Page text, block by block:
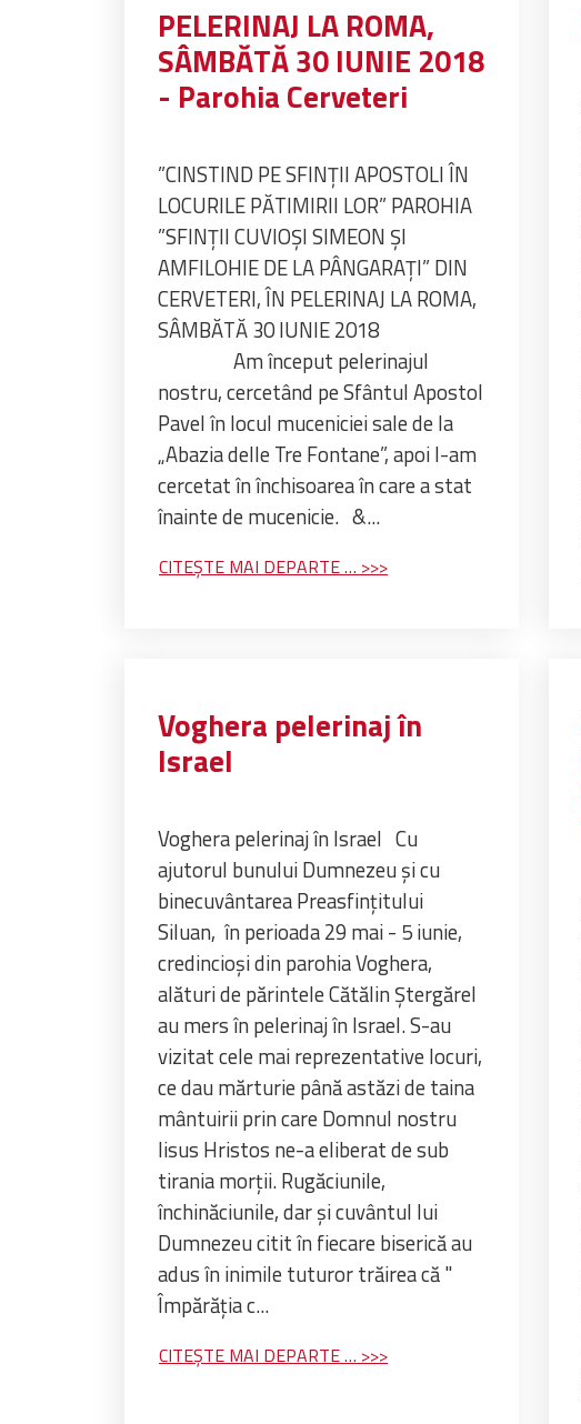
PELERINAJ LA ROMA,
SÂMBĂTĂ 30 IUNIE 2018
- Parohia Cerveteri
”CINSTIND PE SFINȚII APOSTOLI ÎN
LOCURILE PĂTIMIRII LOR” PAROHIA
”SFINȚII CUVIOȘI SIMEON ȘI
AMFILOHIE DE LA PÂNGARAȚI” DIN
CERVETERI, ÎN PELERINAJ LA ROMA,
SÂMBĂTĂ 30 IUNIE 2018
Am început pelerinajul
nostru, cercetând pe Sfântul Apostol
Pavel în locul muceniciei sale de la
„Abazia delle Tre Fontane”, apoi l-am
cercetat în închisoarea în care a stat
înainte de mucenicie. &...
CITEȘTE MAI DEPARTE …
Voghera pelerinaj în
Israel
Voghera pelerinaj în Israel Cu
ajutorul bunului Dumnezeu și cu
binecuvântarea Preasfințitului
Siluan, în perioada 29 mai - 5 iunie,
credincioși din parohia Voghera,
alături de părintele Cătălin Ștergărel
au mers în pelerinaj în Israel. S-au
vizitat cele mai reprezentative locuri,
ce dau mărturie până astăzi de taina
mântuirii prin care Domnul nostru
Iisus Hristos ne-a eliberat de sub
tirania morții. Rugăciunile,
închinăciunile, dar și cuvântul lui
Dumnezeu citit în fiecare biserică au
adus în inimile tuturor trăirea că "
Împărăția c...
CITEȘTE MAI DEPARTE …